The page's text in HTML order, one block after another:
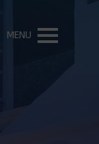
MENU